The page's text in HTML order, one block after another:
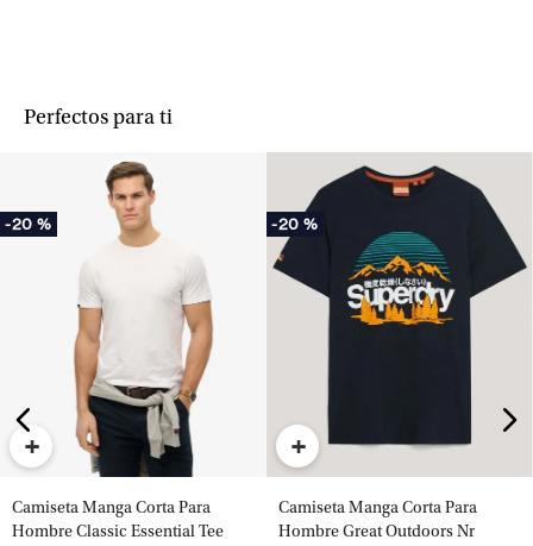
Perfectos para ti
-20 %
+
Camiseta Manga Corta Para
Hombre Classic Essential Tee
-20 %
+
Camiseta Manga Corta Para
Hombre Great Outdoors Nr